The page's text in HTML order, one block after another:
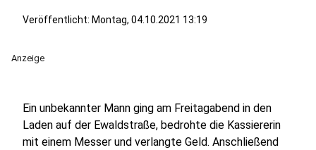
Veröffentlicht: Montag, 04.10.2021 13:19
Anzeige
Ein unbekannter Mann ging am Freitagabend in den
Laden auf der Ewaldstraße, bedrohte die Kassiererin
mit einem Messer und verlangte Geld. Anschließend